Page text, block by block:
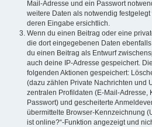
Mail-Adresse und ein Passwort
weitere Daten als notwendig
deren Eingabe ersichtlich.
Wenn du einen Beitrag oder eine
die dort eingegebenen Daten
du einen Beitrag als Entwurf
auch deine IP-Adresse gespeichert.
folgenden Aktionen gespeichert:
(dazu zählen Private Nachrichten und
zentralen Profildaten (E-Mail-Adresse,
Passwort) und gescheiterte
übermittelte Browser-Kennzeichnung
ist online?“-Funktion angezeigt und